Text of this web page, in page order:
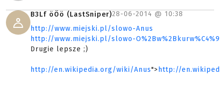
B3Lf öÖö (LastSniper)28-06-2014 @ 10:38
http://www.miejski.pl/slowo-Anus
http://www.miejski.pl/slowo-
Drugie lepsze ;)
http://en.wikipedia.org/wiki/Anus"> http://